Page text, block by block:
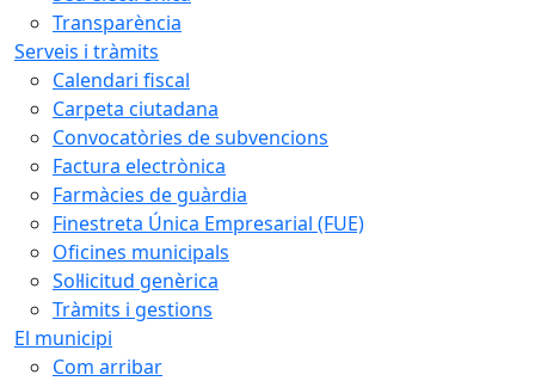
Transparència
Serveis i tràmits
Calendari fiscal
Carpeta ciutadana
Convocatòries de subvencions
Factura electrònica
Farmàcies de guàrdia
Finestreta Única Empresarial (FUE)
Oficines municipals
Sol·licitud genèrica
Tràmits i gestions
El municipi
Com arribar